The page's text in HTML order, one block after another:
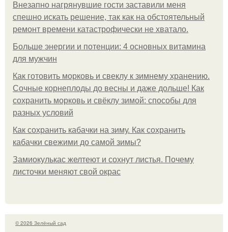
Внезапно нагрянувшие гости заставили меня
спешно искать решение, так как на обстоятельный
ремонт времени катастрофически не хватало.
Больше энергии и потенции: 4 основных витамина
для мужчин
Как готовить морковь и свеклу к зимнему хранению.
Сочные корнеплоды до весны и даже дольше! Как
сохранить морковь и свёклу зимой: способы для
разных условий
Как сохранить кабачки на зиму. Как сохранить
кабачки свежими до самой зимы?
Замиокулькас желтеют и сохнут листья. Почему
листочки меняют свой окрас
© 2026 Зелёный сад